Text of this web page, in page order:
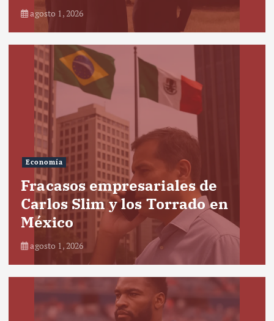
agosto 1, 2026
Economía
Fracasos empresariales de
Carlos Slim y los Torrado en
México
agosto 1, 2026